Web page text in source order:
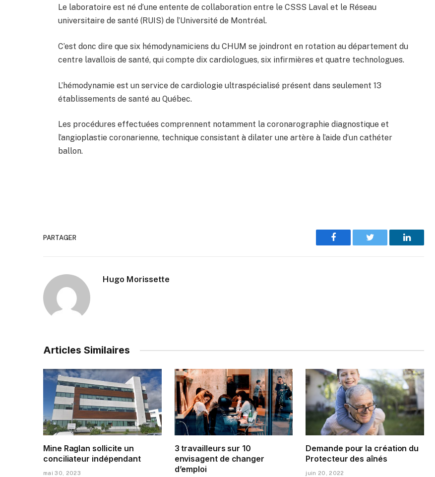
Le laboratoire est né d’une entente de collaboration entre le CSSS Laval et le Réseau
universitaire de santé (RUIS) de l’Université de Montréal.
C’est donc dire que six hémodynamiciens du CHUM se joindront en rotation au département du
centre lavallois de santé, qui compte dix cardiologues, six infirmières et quatre technologues.
L’hémodynamie est un service de cardiologie ultraspécialisé présent dans seulement 13
établissements de santé au Québec.
Les procédures effectuées comprennent notamment la coronarographie diagnostique et
l’angioplastie coronarienne, technique consistant à dilater une artère à l’aide d’un cathéter
ballon.
PARTAGER
Facebook Twitter LinkedIn
Hugo Morissette
Articles Similaires
Mine Raglan sollicite un
conciliateur indépendant
mai 30, 2023
3 travailleurs sur 10
envisagent de changer
d’emploi
Demande pour la création du
Protecteur des aînés
juin 20, 2022